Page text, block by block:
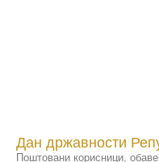
Дан државности
Поштовани корисници,